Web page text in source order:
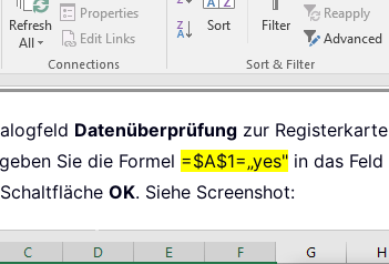
Datenüberprüfung zur Registerkarte
Sie die Formel =$A$1=„yes" in das Feld
OK. Siehe Screenshot: